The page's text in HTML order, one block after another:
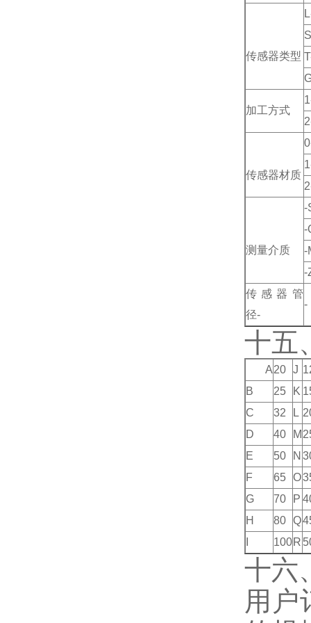
传感器类型
加工方式
传感器材质
测量介质
-
-
-
-
传感器管
径-
-
十五
A20 J
B
25 K
C
32 L
D
40 M
E
50 N
F
65 O
G
70 P
H
80 Q
100 R
十六
用户